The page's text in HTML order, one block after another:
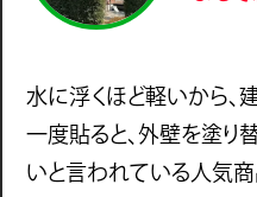
水に浮くほど軽いから、
一度貼ると、外壁を塗り
いと言われている人気商